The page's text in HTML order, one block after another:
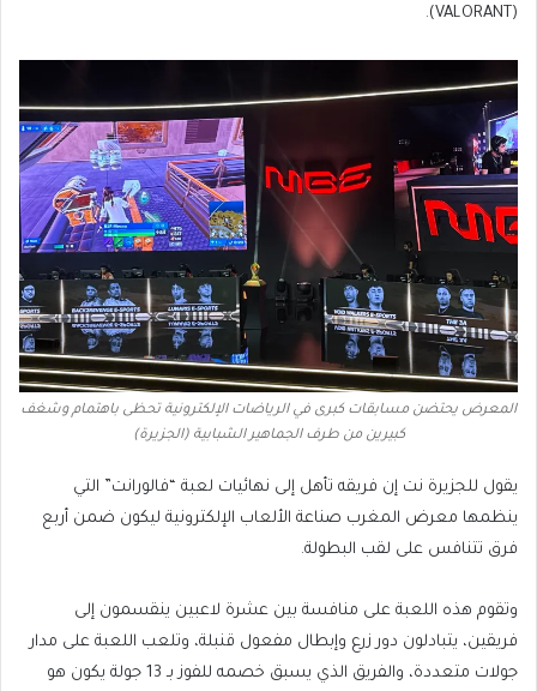
(VALORANT).
المعرض يحتضن مسابقات كبرى في الرياضات الإلكترونية تحظى باهتمام وشغف
كبيرين من طرف الجماهير الشبابية (الجزيرة)
يقول للجزيرة نت إن فريقه تأهل إلى نهائيات لعبة “فالورانت” التي
ينظمها معرض المغرب صناعة الألعاب الإلكترونية ليكون ضمن أربع
فرق تتنافس على لقب البطولة.
وتقوم هذه اللعبة على منافسة بين عشرة لاعبين ينقسمون إلى
فريقين، يتبادلون دور زرع وإبطال مفعول قنبلة، وتلعب اللعبة على مدار
جولات متعددة، والفريق الذي يسبق خصمه للفوز بـ 13 جولة يكون هو